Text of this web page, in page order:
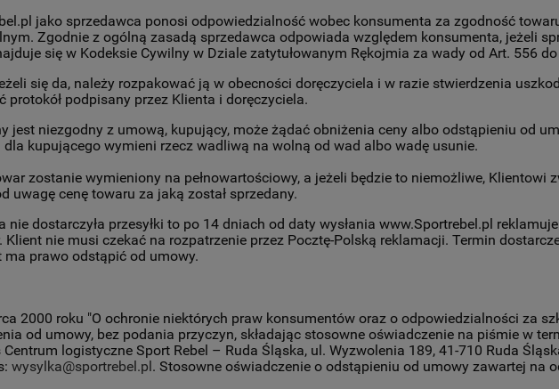
jako sprzedawca ponosi odpowiedzialność wobec konsumenta za zgodność
Zgodnie z ogólną zasadą sprzedawca odpowiada względem konsumenta, jeżeli
się w Kodeksie Cywilny w Dziale zatytułowanym Rękojmia za wady od Art. 556
się da, należy rozpakować ją w obecności doręczyciela i w razie stwierdzenia
protokół podpisany przez Klienta i doręczyciela.
jest niezgodny z umową, kupujący, może żądać obniżenia ceny albo odstąpieniu od
kupującego wymieni rzecz wadliwą na wolną od wad albo wadę usunie.
zostanie wymieniony na pełnowartościowy, a jeżeli będzie to niemożliwe,
uwagę cenę towaru za jaką został sprzedany.
nie dostarczyła przesyłki to po 14 dniach od daty wysłania www.Sportrebel.pl
nie musi czekać na rozpatrzenie przez Pocztę-Polską reklamacji. Termin
prawo odstąpić od umowy.
2000 roku "O ochronie niektórych praw konsumentów oraz o odpowiedzialności za
od umowy, bez podania przyczyn, składając stosowne oświadczenie na piśmie w
logistyczne Sport Rebel – Ruda Śląska, ul. Wyzwolenia 189, 41-710 Ruda
wysylka@sportrebel.pl. Stosowne oświadczenie o odstąpieniu od umowy zawartej na